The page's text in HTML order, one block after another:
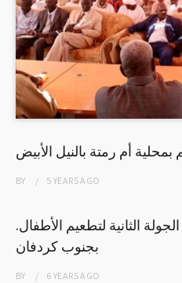
أم رمتة بالنيل الأبيض
BY 5 YEARSAGO
الثانية لتطعيم الأطفال.
بجنوب كردفان
BY 6 YEARSAGO